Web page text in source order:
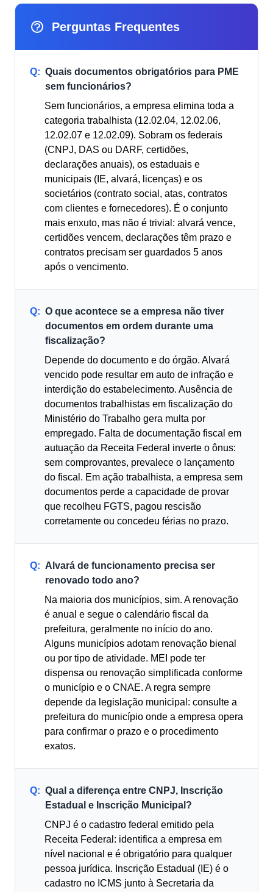
Perguntas Frequentes
Q: Quais documentos obrigatórios para PME
sem funcionários?
Sem funcionários, a empresa elimina toda a
categoria trabalhista (12.02.04, 12.02.06,
12.02.07 e 12.02.09). Sobram os federais
(CNPJ, DAS ou DARF, certidões,
declarações anuais), os estaduais e
municipais (IE, alvará, licenças) e os
societários (contrato social, atas, contratos
com clientes e fornecedores). É o conjunto
mais enxuto, mas não é trivial: alvará vence,
certidões vencem, declarações têm prazo e
contratos precisam ser guardados 5 anos
após o vencimento.
Q: O que acontece se a empresa não tiver
documentos em ordem durante uma
fiscalização?
Depende do documento e do órgão. Alvará
vencido pode resultar em auto de infração e
interdição do estabelecimento. Ausência de
documentos trabalhistas em fiscalização do
Ministério do Trabalho gera multa por
empregado. Falta de documentação fiscal em
autuação da Receita Federal inverte o ônus:
sem comprovantes, prevalece o lançamento
do fiscal. Em ação trabalhista, a empresa sem
documentos perde a capacidade de provar
que recolheu FGTS, pagou rescisão
corretamente ou concedeu férias no prazo.
Q: Alvará de funcionamento precisa ser
renovado todo ano?
Na maioria dos municípios, sim. A renovação
é anual e segue o calendário fiscal da
prefeitura, geralmente no início do ano.
Alguns municípios adotam renovação bienal
ou por tipo de atividade. MEI pode ter
dispensa ou renovação simplificada conforme
o município e o CNAE. A regra sempre
depende da legislação municipal: consulte a
prefeitura do município onde a empresa opera
para confirmar o prazo e o procedimento
exatos.
Q: Qual a diferença entre CNPJ, Inscrição
Estadual e Inscrição Municipal?
CNPJ é o cadastro federal emitido pela
Receita Federal: identifica a empresa em
nível nacional e é obrigatório para qualquer
pessoa jurídica. Inscrição Estadual (IE) é o
cadastro no ICMS junto à Secretaria da